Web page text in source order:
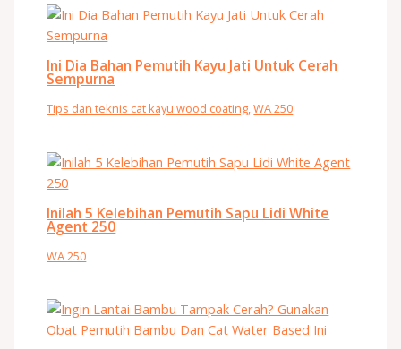
Ini Dia Bahan Pemutih Kayu Jati Untuk Cerah
Sempurna
Tips dan teknis cat kayu wood coating,WA 250
Inilah 5 Kelebihan Pemutih Sapu Lidi White
Agent 250
WA 250